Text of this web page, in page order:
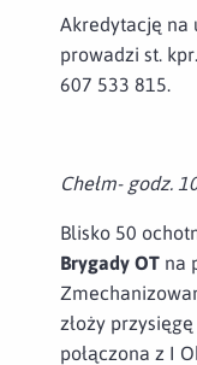
Akredytację na
prowadzi st.
607 533 815.
Chełm- godz.
Blisko 50
Brygady OT na
złoży
połączona z I